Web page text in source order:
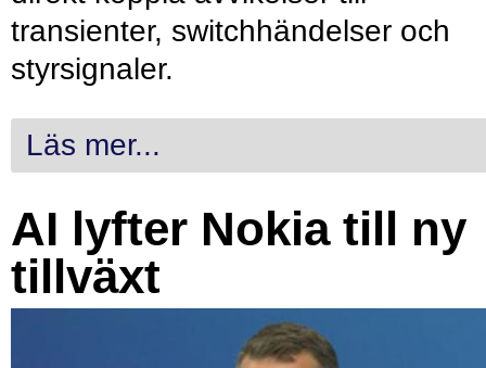
transienter, switchhändelser och
styrsignaler.
Läs mer...
AI lyfter Nokia till ny
tillväxt